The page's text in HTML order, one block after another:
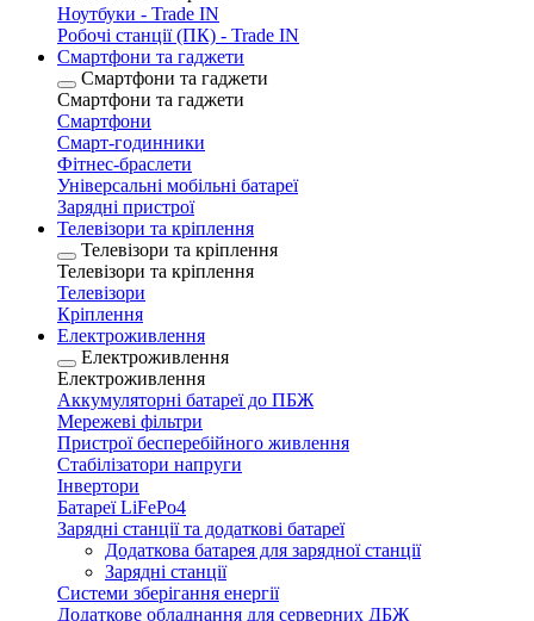
Ноутбуки - Trade IN
Робочі станції (ПК) - Trade IN
Смартфони та гаджети
Смартфони та гаджети
Смартфони та гаджети
Смартфони
Смарт-годинники
Фітнес-браслети
Універсальні мобільні батареї
Зарядні пристрої
Телевізори та кріплення
Телевізори та кріплення
Телевізори та кріплення
Телевізори
Кріплення
Електроживлення
Електроживлення
Електроживлення
Аккумуляторні батареї до ПБЖ
Мережеві фільтри
Пристрої бесперебійного живлення
Стабілізатори напруги
Інвертори
Батареї LiFePo4
Зарядні станції та додаткові батареї
Додаткова батарея для зарядної станції
Зарядні станції
Системи зберігання енергії
Додаткове обладнання для серверних ДБЖ